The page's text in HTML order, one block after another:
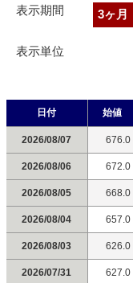
表示期間 3ヶ月
表示単位
日付 始値
2026/08/07 676.0
2026/08/06 672.0
2026/08/05 668.0
2026/08/04 657.0
2026/08/03 626.0
2026/07/31 627.0